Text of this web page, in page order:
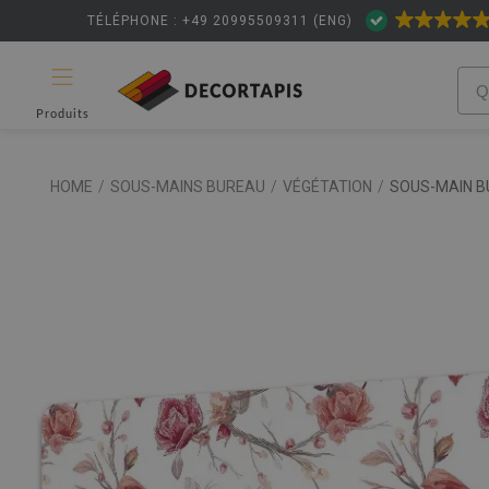
TÉLÉPHONE : +49 20995509311 (ENG)
Produits
HOME / SOUS-MAINS BUREAU / VÉGÉTATION / SOUS-MAIN